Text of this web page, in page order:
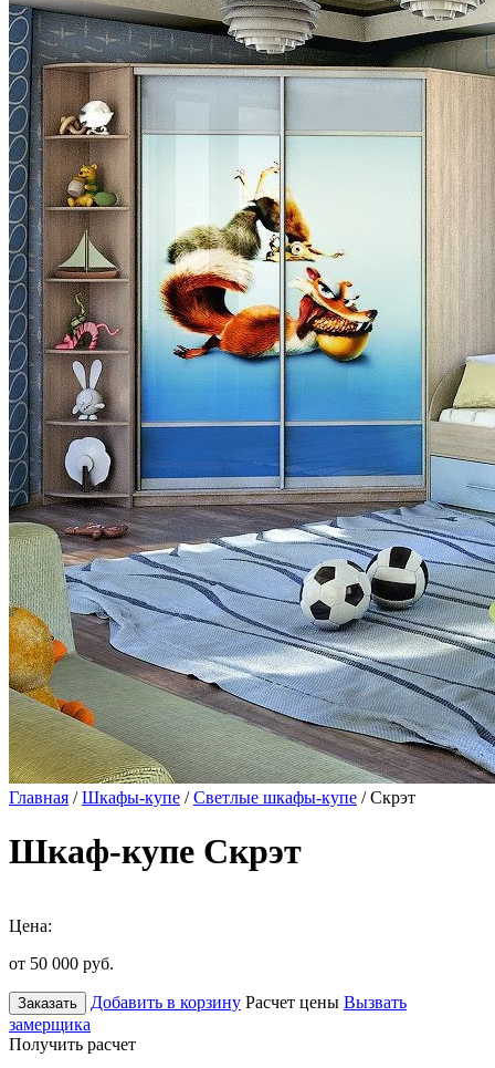
Главная /Шкафы-купе /Светлые шкафы-купе / Скрэт
Шкаф-купе Скрэт
Цена:
от 50 000 руб.
Заказать Добавить в корзину Расчет цены Вызвать
замерщика
Получить расчет